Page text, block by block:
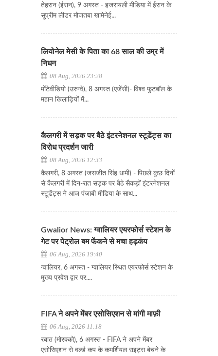
तेहरान (ईरान), 9 अगस्त - इजरायली मीडिया में ईरान के
सुप्रीम लीडर मोजतबा खामेनेई...
लियोनेल मेसी के पिता का 68 साल की उम्र में
निधन
08 Aug, 2026 23:28
​​​​​​​मोंटेवीडियो (उरुग्वे), 8 अगस्त (एजेंसी)- विश्व फुटबॉल के
महान खिलाड़ियों में...
कैलगरी में सड़क पर बैठे इंटरनेशनल स्टूडेंट्स का
विरोध प्रदर्शन जारी
08 Aug, 2026 12:33
कैलगरी, 8 अगस्त (जसजीत सिंह धामी) - पिछले कुछ दिनों
से कैलगरी में दिन-रात सड़क पर बैठे सैकड़ों इंटरनेशनल
स्टूडेंट्स ने आज पंजाबी मीडिया के साथ...
Gwalior News: ग्वालियर एयरफोर्स स्टेशन के
गेट पर पेट्रोल बम फेंकने से मचा हड़कंप
06 Aug, 2026 19:40
ग्वालियर, 6 अगस्त - ग्वालियर स्थित एयरफोर्स स्टेशन के
मुख्य प्रवेश द्वार पर....
FIFA ने अपने मेंबर एसोसिएशन से मांगी माफ़ी
06 Aug, 2026 11:18
रबात (मोरक्को), 6 अगस्त - FIFA ने अपने मेंबर
एसोसिएशन से वर्ल्ड कप के कमर्शियल राइट्स बेचने के